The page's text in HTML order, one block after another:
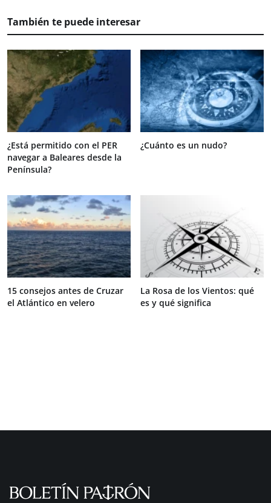
También te puede interesar
¿Está permitido con el PER
navegar a Baleares desde la
Península?
¿Cuánto es un nudo?
15 consejos antes de Cruzar
el Atlántico en velero
La Rosa de los Vientos: qué
es y qué significa